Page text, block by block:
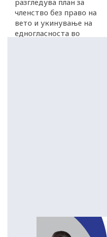
разгледува план за
членство без право на
вето и укинување на
едногласноста во